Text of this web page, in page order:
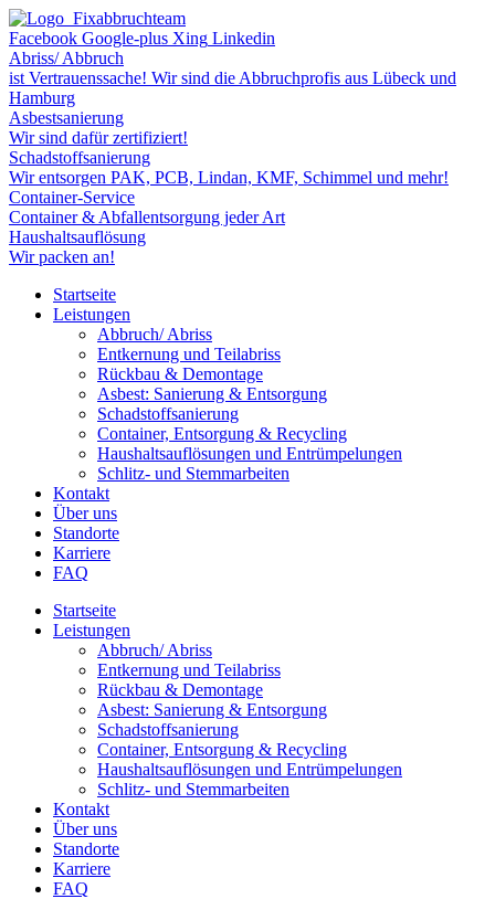
Facebook Google-plus Xing Linkedin
Abriss/ Abbruch
ist Vertrauenssache! Wir sind die Abbruchprofis aus Lübeck und
Hamburg
Asbestsanierung
Wir sind dafür zertifiziert!
Schadstoffsanierung
Wir entsorgen PAK, PCB, Lindan, KMF, Schimmel und mehr!
Container-Service
Container & Abfallentsorgung jeder Art
Haushaltsauflösung
Wir packen an!
Startseite
Leistungen
Abbruch/ Abriss
Entkernung und Teilabriss
Rückbau & Demontage
Asbest: Sanierung & Entsorgung
Schadstoffsanierung
Container, Entsorgung & Recycling
Haushaltsauflösungen und Entrümpelungen
Schlitz- und Stemmarbeiten
Kontakt
Über uns
Standorte
Karriere
FAQ
Startseite
Leistungen
Abbruch/ Abriss
Entkernung und Teilabriss
Rückbau & Demontage
Asbest: Sanierung & Entsorgung
Schadstoffsanierung
Container, Entsorgung & Recycling
Haushaltsauflösungen und Entrümpelungen
Schlitz- und Stemmarbeiten
Kontakt
Über uns
Standorte
Karriere
FAQ